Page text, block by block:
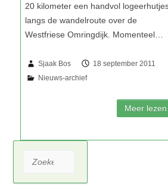
Sjaak Bos 18 september 2011
Zoeken